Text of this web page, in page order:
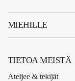
MIEHILLE
TIETOA MEISTÄ
Ateljee & tekijät